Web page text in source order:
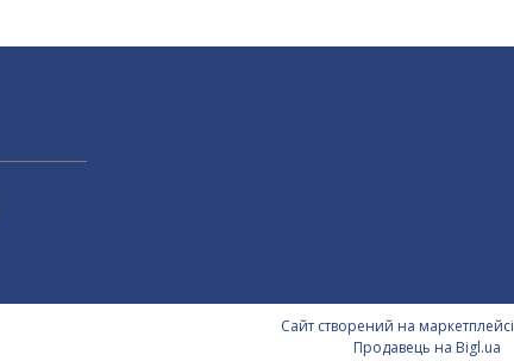
Сайт створений на маркетплейсі
Продавець на Bigl.ua